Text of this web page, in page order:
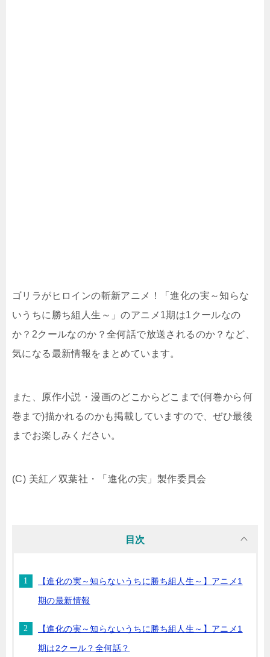
ゴリラがヒロインの斬新アニメ！「進化の実～知らな
いうちに勝ち組人生～」のアニメ1期は1クールなの
か？2クールなのか？全何話で放送されるのか？など、
気になる最新情報をまとめています。
また、原作小説・漫画のどこからどこまで(何巻から何
巻まで)描かれるのかも掲載していますので、ぜひ最後
までお楽しみください。
(C) 美紅／双葉社・「進化の実」製作委員会
目次
【進化の実～知らないうちに勝ち組人生～】アニメ1
期の最新情報
【進化の実～知らないうちに勝ち組人生～】アニメ1
期は2クール？全何話？